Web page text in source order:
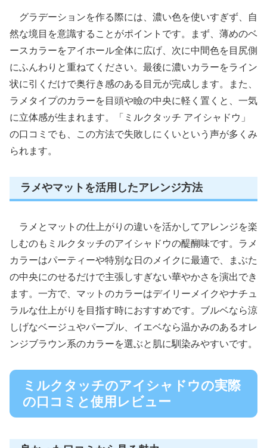
グラデーションを作る際には、濃い色を使いすぎず、自
然な境目を意識することがポイントです。まず、薄めのベ
ースカラーをアイホール全体に広げ、次に中間色を目尻側
にふんわりと重ねてください。最後に濃いカラーをライン
状に引くだけで奥行き感のある目元が完成します。また、
ラメタイプのカラーを目頭や瞼の中央に軽く置くと、一気
に立体感が生まれます。「ミルクタッチ アイシャドウ」
の口コミでも、この方法で失敗しにくいという声が多くみ
られます。
ラメやマットを活用したアレンジ方法
ラメとマットの仕上がりの違いを活かしてアレンジを楽
しむのもミルクタッチのアイシャドウの醍醐味です。ラメ
カラーはパーティーや特別な日のメイクに最適で、まぶた
の中央にのせるだけで主張しすぎない華やかさを演出でき
ます。一方で、マットのカラーはデイリーメイクやナチュ
ラルな仕上がりを目指す時におすすめです。ブルベなら涼
しげなベージュやパープル、イエベなら温かみのあるオレ
ンジブラウン系のカラーを選ぶと肌に馴染みやすいです。
ミルクタッチのアイシャドウの実際
の口コミと使用レビュー